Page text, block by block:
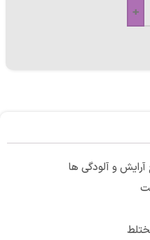
+
و آلودگی ها